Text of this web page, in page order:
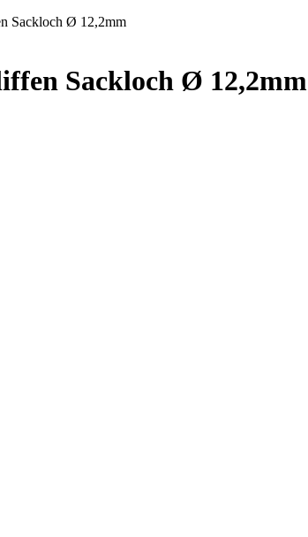
Sackloch Ø 12,2mm
Sackloch Ø 12,2mm